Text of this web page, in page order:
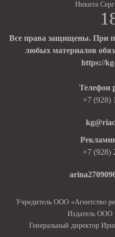
Никита
Все права защищены. При
любых материалов
https://
Телефон
+7 (928)
+7 (928)
Учредитель ООО «Агентство
Издатель
Генеральный директор